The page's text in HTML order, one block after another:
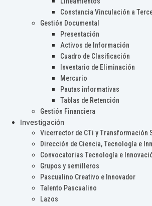
Constancia Vinculación a
Gestión Documental
Presentación
Activos de Información
Cuadro de Clasificación
Inventario de Eliminación
Mercurio
Pautas informativas
Tablas de Retención
Gestión Financiera
Investigación
Vicerrector de CTi y Transformación
Dirección de Ciencia, Tecnología e
Convocatorias Tecnología e
Grupos y semilleros
Pascualino Creativo e Innovador
Talento Pascualino
Lazos